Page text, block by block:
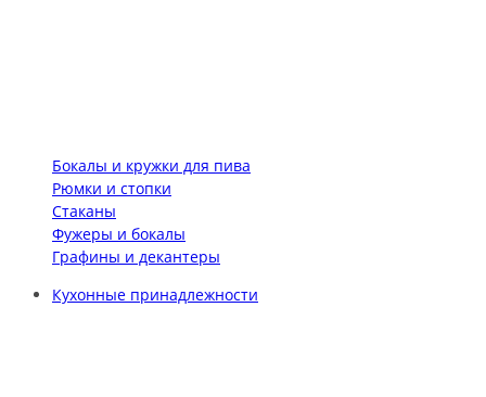
Бокалы и кружки для пива
Рюмки и стопки
Стаканы
Фужеры и бокалы
Графины и декантеры
Кухонные принадлежности